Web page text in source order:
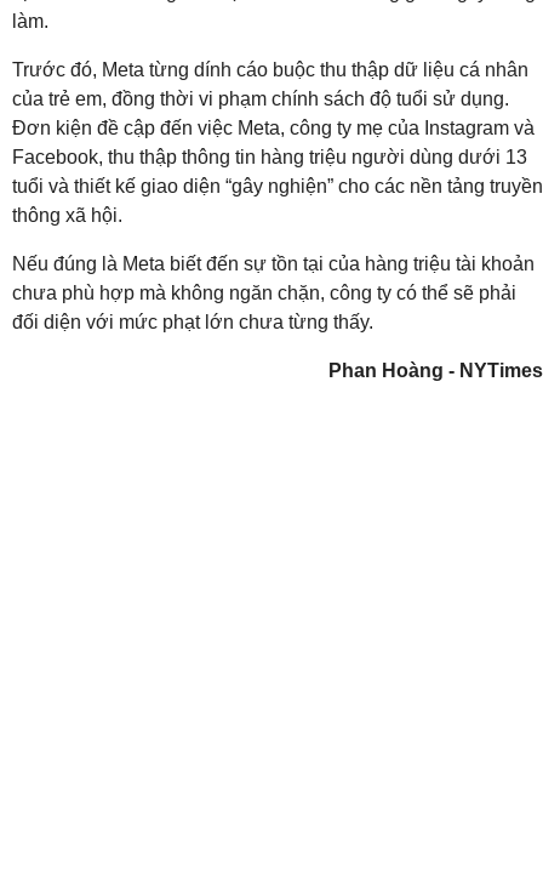
làm.
Trước đó, Meta từng dính cáo buộc thu thập dữ liệu cá nhân
của trẻ em, đồng thời vi phạm chính sách độ tuổi sử dụng.
Đơn kiện đề cập đến việc Meta, công ty mẹ của Instagram và
Facebook, thu thập thông tin hàng triệu người dùng dưới 13
tuổi và thiết kế giao diện “gây nghiện” cho các nền tảng truyền
thông xã hội.
Nếu đúng là Meta biết đến sự tồn tại của hàng triệu tài khoản
chưa phù hợp mà không ngăn chặn, công ty có thể sẽ phải
đối diện với mức phạt lớn chưa từng thấy.
Phan Hoàng - NYTimes